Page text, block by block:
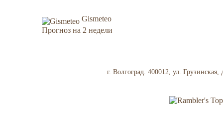
Gismeteo
Прогноз на 2 недели
г. Волгоград. 400012, ул.